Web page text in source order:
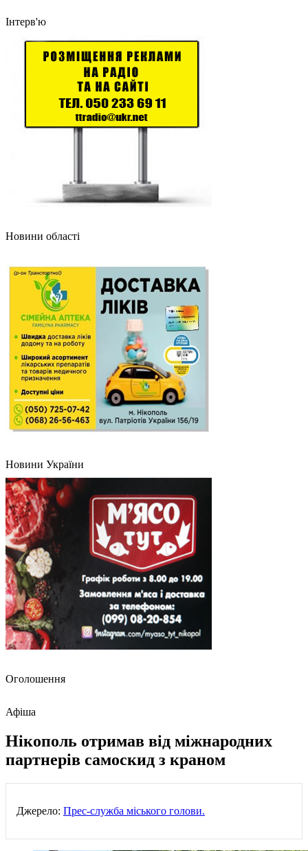
Інтерв'ю
Новини області
Новини України
Оголошення
Афіша
Нікополь отримав від міжнародних
партнерів самоскид з краном
Джерело: Прес-служба міського голови.